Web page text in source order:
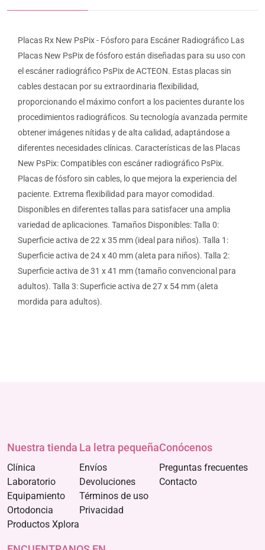
Placas Rx New PsPix - Fósforo para Escáner Radiográfico Las
Placas New PsPix de fósforo están diseñadas para su uso con
el escáner radiográfico PsPix de ACTEON. Estas placas sin
cables destacan por su extraordinaria flexibilidad,
proporcionando el máximo confort a los pacientes durante los
procedimientos radiográficos. Su tecnología avanzada permite
obtener imágenes nítidas y de alta calidad, adaptándose a
diferentes necesidades clínicas. Características de las Placas
New PsPix: Compatibles con escáner radiográfico PsPix.
Placas de fósforo sin cables, lo que mejora la experiencia del
paciente. Extrema flexibilidad para mayor comodidad.
Disponibles en diferentes tallas para satisfacer una amplia
variedad de aplicaciones. Tamaños Disponibles: Talla 0:
Superficie activa de 22 x 35 mm (ideal para niños). Talla 1:
Superficie activa de 24 x 40 mm (aleta para niños). Talla 2:
Superficie activa de 31 x 41 mm (tamaño convencional para
adultos). Talla 3: Superficie activa de 27 x 54 mm (aleta
mordida para adultos).
Nuestra tienda
Clínica
Laboratorio
Equipamiento
Ortodoncia
Productos Xplora
La letra pequeña
Envíos
Devoluciones
Términos de uso
Privacidad
Conócenos
Preguntas frecuentes
Contacto